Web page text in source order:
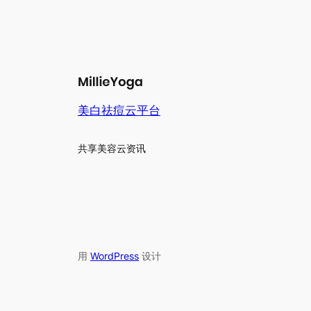
美白祛痘云平台
共享美容云资讯
用 WordPress 设计